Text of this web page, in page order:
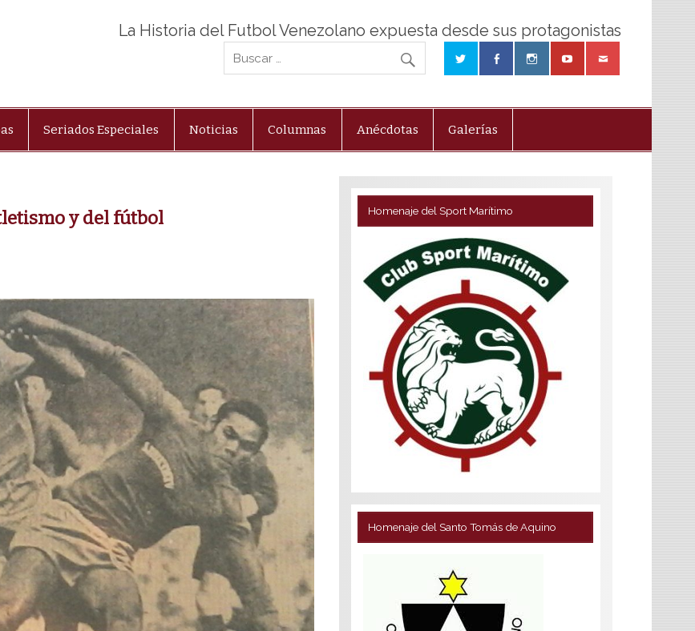
La Historia del Futbol Venezolano expuesta desde sus protagonistas
Seriados Especiales Noticias Columnas Anécdotas Galerías
y del fútbol Homenaje del Sport Marítimo
Homenaje del Santo Tomás de Aquino